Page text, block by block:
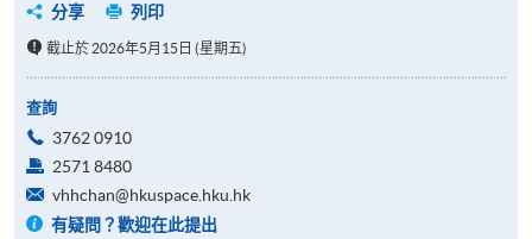
分享
列印
截止於 2026年5月15日 (星期五)
查詢
3762 0910
2571 8480
vhhchan@hkuspace.hku.hk
有疑問？歡迎在此提出